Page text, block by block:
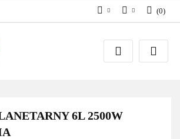
PLNZaloguj się
Załóż konto
(0)
6L 2500W